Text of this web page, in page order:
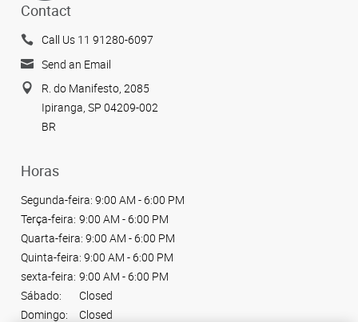
Contact
Call Us 11 91280-6097
Send an Email
R. do Manifesto, 2085
Ipiranga, SP 04209-002
BR
Horas
Segunda-feira: 9:00 AM - 6:00 PM
Terça-feira: 9:00 AM - 6:00 PM
Quarta-feira: 9:00 AM - 6:00 PM
Quinta-feira: 9:00 AM - 6:00 PM
sexta-feira: 9:00 AM - 6:00 PM
Sábado:
Closed
Domingo:
Closed